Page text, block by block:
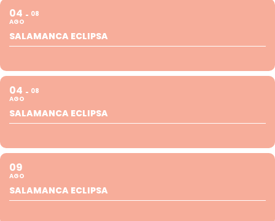
04
AGO
08
SALAMANCA ECLIPSA
04
AGO
08
SALAMANCA ECLIPSA
09
AGO
SALAMANCA ECLIPSA